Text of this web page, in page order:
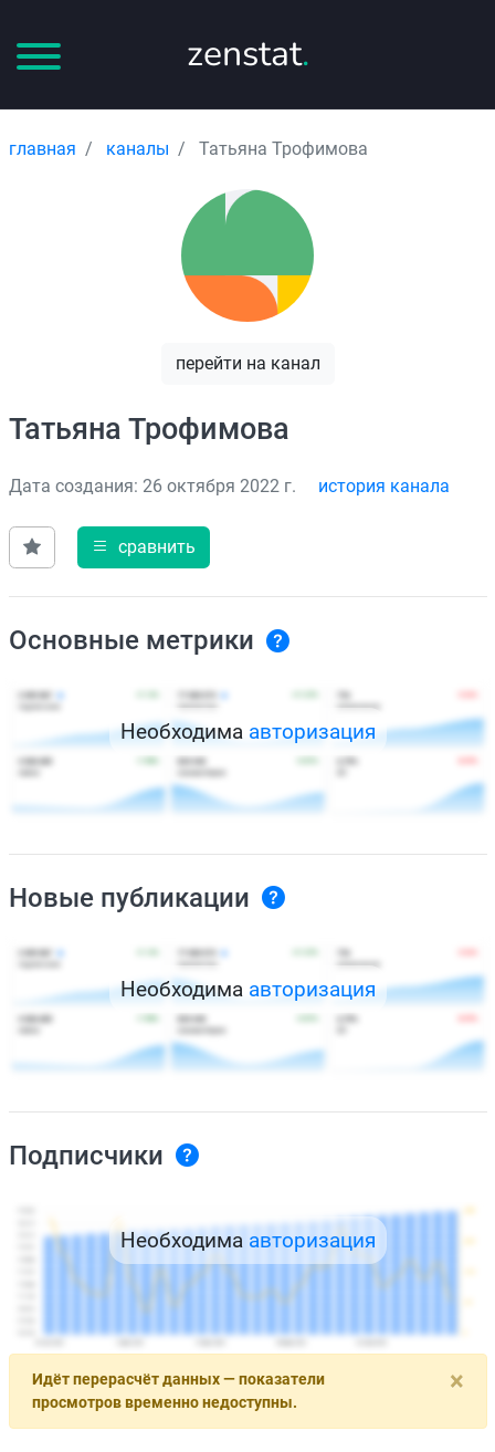
zenstat.
главная каналы Татьяна Трофимова
перейти на канал
Татьяна Трофимова
Дата создания: 26 октября 2022 г. история канала
сравнить
Основные метрики
Необходима авторизация
Новые публикации
Необходима авторизация
Подписчики
Необходима авторизация
×
Идёт перерасчёт данных — показатели
просмотров временно недоступны.